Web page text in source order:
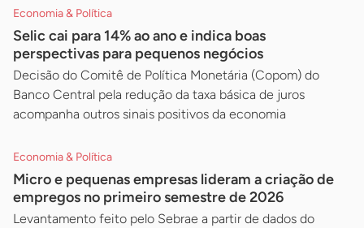
Economia & Política
Selic cai para 14% ao ano e indica boas
perspectivas para pequenos negócios
Decisão do Comitê de Política Monetária (Copom) do
Banco Central pela redução da taxa básica de juros
acompanha outros sinais positivos da economia
Economia & Política
Micro e pequenas empresas lideram a criação de
empregos no primeiro semestre de 2026
Levantamento feito pelo Sebrae a partir de dados do